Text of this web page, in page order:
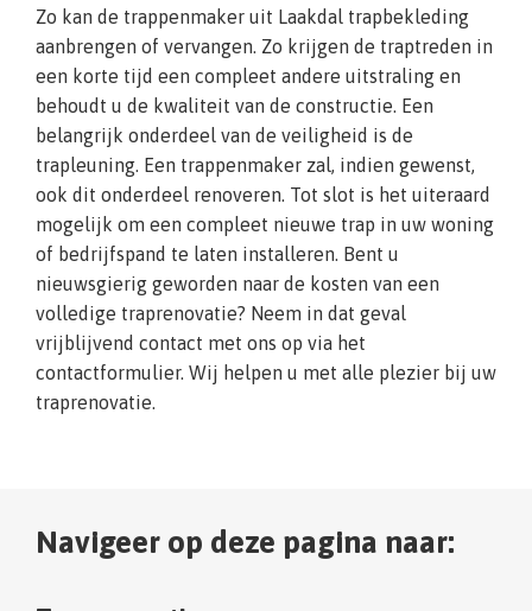
Zo kan de trappenmaker uit Laakdal trapbekleding
aanbrengen of vervangen. Zo krijgen de traptreden in
een korte tijd een compleet andere uitstraling en
behoudt u de kwaliteit van de constructie. Een
belangrijk onderdeel van de veiligheid is de
trapleuning. Een trappenmaker zal, indien gewenst,
ook dit onderdeel renoveren. Tot slot is het uiteraard
mogelijk om een compleet nieuwe trap in uw woning
of bedrijfspand te laten installeren. Bent u
nieuwsgierig geworden naar de kosten van een
volledige traprenovatie? Neem in dat geval
vrijblijvend contact met ons op via het
contactformulier. Wij helpen u met alle plezier bij uw
traprenovatie.
Navigeer op deze pagina naar: